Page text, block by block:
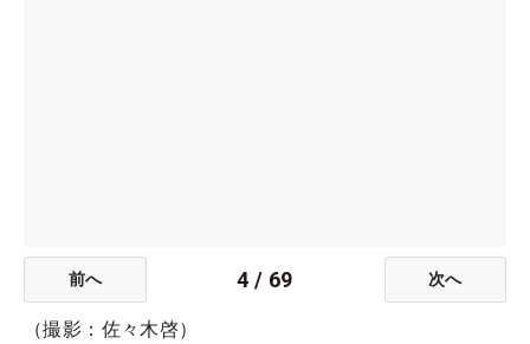
前へ 4 / 69 次へ
（撮影：佐々木啓）